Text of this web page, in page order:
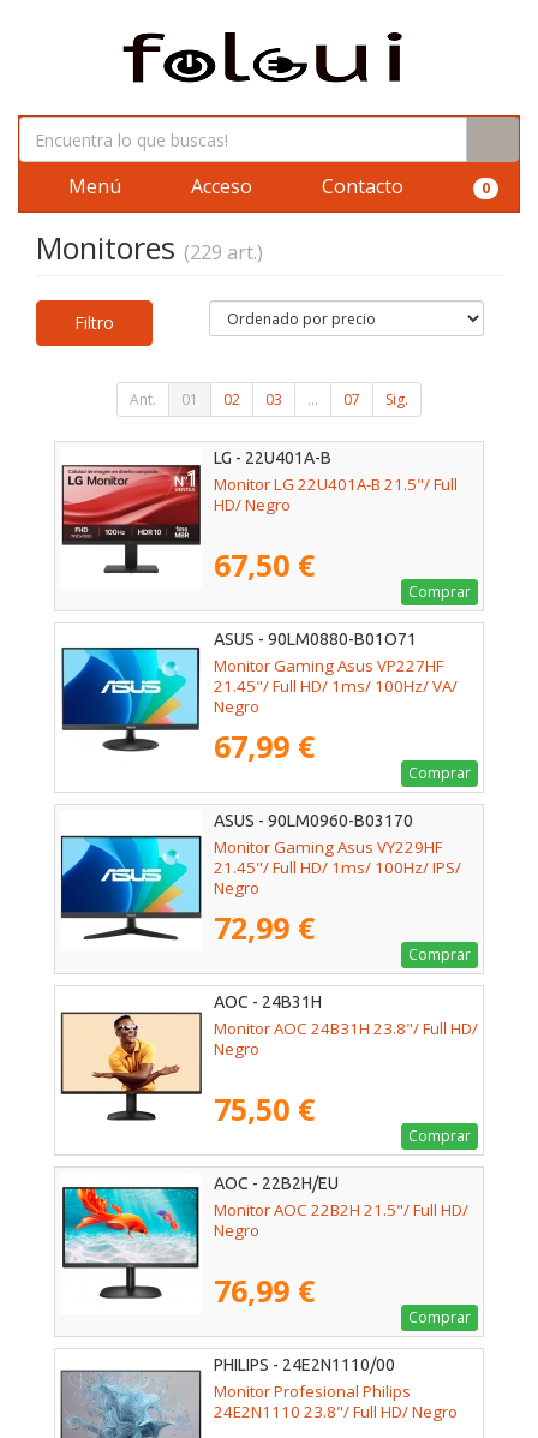
Menú Acceso Contacto 0
Monitores (229 art.)
Filtro
Ant. 01 02 03 ... 07 Sig.
LG - 22U401A-B
Monitor LG 22U401A-B 21.5"/ Full
HD/ Negro
67,50 €
Comprar
ASUS - 90LM0880-B01O71
Monitor Gaming Asus VP227HF
21.45"/ Full HD/ 1ms/ 100Hz/ VA/
Negro
67,99 €
Comprar
ASUS - 90LM0960-B03170
Monitor Gaming Asus VY229HF
21.45"/ Full HD/ 1ms/ 100Hz/ IPS/
Negro
72,99 €
Comprar
AOC - 24B31H
Monitor AOC 24B31H 23.8"/ Full HD/
Negro
75,50 €
Comprar
AOC - 22B2H/EU
Monitor AOC 22B2H 21.5"/ Full HD/
Negro
76,99 €
Comprar
PHILIPS - 24E2N1110/00
Monitor Profesional Philips
24E2N1110 23.8"/ Full HD/ Negro